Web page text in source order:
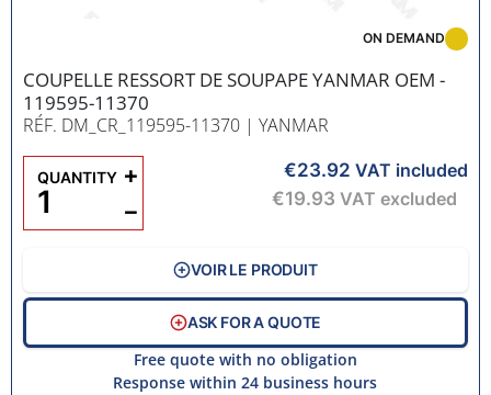
COUPELLE RESSORT DE SOUPAPE YANMAR OEM -
119595-11370
RÉF. DM_CR_119595-11370 | YANMAR
ON DEMAND
€23.92 VAT included
€19.93 VAT excluded
QUANTITY
−
+
VOIR LE PRODUIT
ASK FOR A QUOTE
Free quote with no obligation
Response within 24 business hours